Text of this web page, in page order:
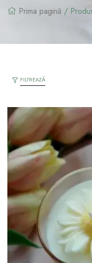
Prima pagină /
FILTREAZĂ